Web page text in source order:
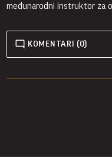
međunarodni instruktor za
KOMENTARI (0)